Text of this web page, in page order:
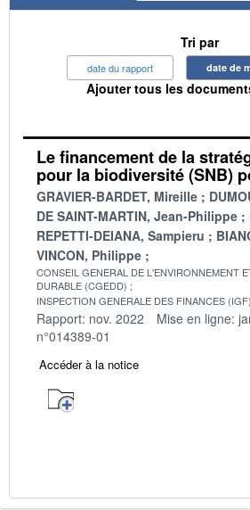
Tri par
date du rapport date de
Ajouter tous les
Le financement de la
pour la biodiversité (SNB)
GRAVIER-BARDET, Mireille
DE SAINT-MARTIN, Jean-Philippe
REPETTI-DEIANA, Sampieru
VINCON, Philippe
CONSEIL GENERAL DE L'ENVIRONNEMENT
DURABLE (CGEDD)
INSPECTION GENERALE DES FINANCES (IGF)
Rapport: nov. 2022 Mise en ligne:
n°014389-01
Accéder à la notice